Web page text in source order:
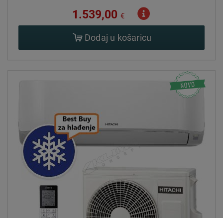
1.539,00 €
Dodaj u košaricu